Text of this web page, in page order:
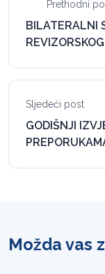
Prethodni
BILATERALNI
Sljedeći post
GODIŠNJI
Možda vas